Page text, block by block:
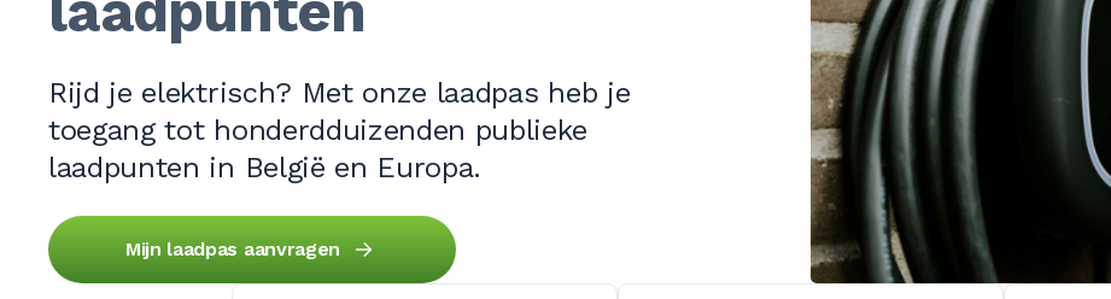
Rijd je elektrisch? Met onze laadpas heb je
toegang tot honderdduizenden publieke
laadpunten in België en Europa.
Mijn laadpas aanvragen